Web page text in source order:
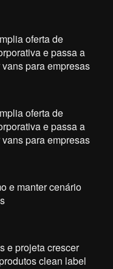
oferta de
e passa a
para empresas
oferta de
e passa a
para empresas
e manter cenário
e projeta crescer
clean label